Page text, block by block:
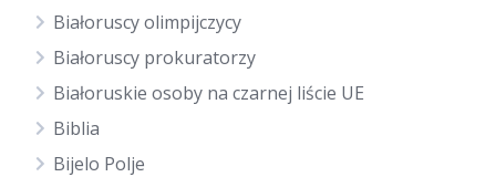
Białoruscy olimpijczycy
Białoruscy prokuratorzy
Białoruskie osoby na czarnej liście UE
Biblia
Bijelo Polje